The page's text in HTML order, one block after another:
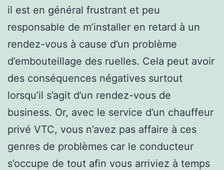
il est en général frustrant et peu
responsable de m’installer en retard à un
rendez-vous à cause d’un problème
d’embouteillage des ruelles. Cela peut avoir
des conséquences négatives surtout
lorsqu’il s’agit d’un rendez-vous de
business. Or, avec le service d’un chauffeur
privé VTC, vous n’avez pas affaire à ces
genres de problèmes car le conducteur
s’occupe de tout afin vous arriviez à temps